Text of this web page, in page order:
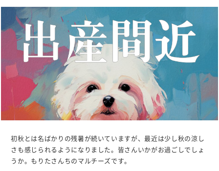
初秋とは名ばかりの残暑が続いていますが、最近は少し秋の涼し
さも感じられるようになりました。皆さんいかがお過ごしでしょ
うか。もりたさんちのマルチーズです。